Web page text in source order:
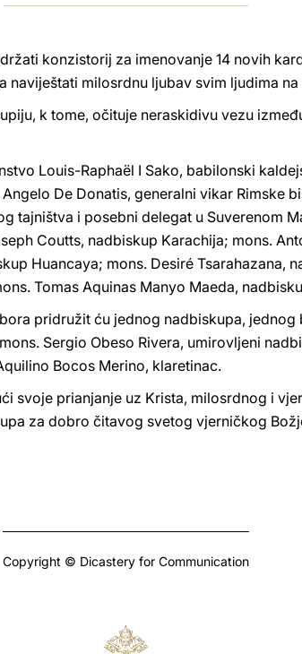
konzistorij za imenovanje 14 novih
naviještati milosrdnu ljubav svim ljudima
k tome, očituje neraskidivu vezu
Louis-Raphaël I Sako, babilonski
De Donatis, generalni vikar Rimske
tajništva i posebni delegat u Suverenom
Coutts, nadbiskup Karachija; mons.
Huancaya; mons. Desiré Tsarahazana,
Tomas Aquinas Manyo Maeda,
pridružit ću jednog nadbiskupa,
Sergio Obeso Rivera, umirovljeni
Bocos Merino, klaretinac.
svoje prianjanje uz Krista, milosrdnog i
za dobro čitavog svetog vjerničkog
Copyright © Dicastery for Communication